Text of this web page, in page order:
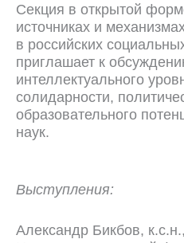
Секция в открытой
источниках и
в российских
приглашает к
интеллектуального
солидарности,
образовательного
наук.
Выступления:
Александр Бикбов,